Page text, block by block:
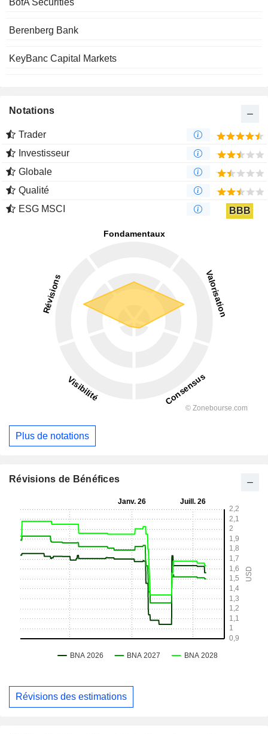
BofA Securities
Berenberg Bank
KeyBanc Capital Markets
Notations
Trader
Investisseur
Globale
Qualité
ESG MSCI
BBB
Plus de notations
Révisions de Bénéfices
Révisions des estimations